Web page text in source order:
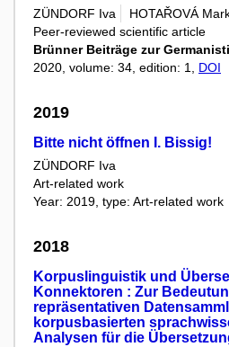
ZÜNDORF Iva
HOTAŘOVÁ
Peer-reviewed scientific article
Brünner Beiträge zur
2020, volume: 34, edition: 1, DOI
2019
Bitte nicht öffnen I. Bissig!
ZÜNDORF Iva
Art-related work
Year: 2019, type: Art-related work
2018
Korpuslinguistik und
Konnektoren : Zur
repräsentativen
korpusbasierten
Analysen für die